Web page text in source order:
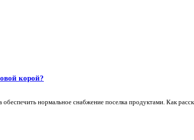
корой?
нормальное снабжение поселка продуктами. Как